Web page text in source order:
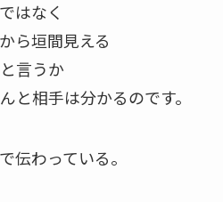
はなく
ら垣間見える
言うか
と相手は分かるのです。
わっている。